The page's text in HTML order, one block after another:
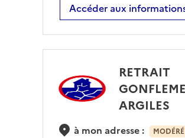
Accéder aux
RETRAIT
ARGILES
à mon adresse : MODÉRÉ